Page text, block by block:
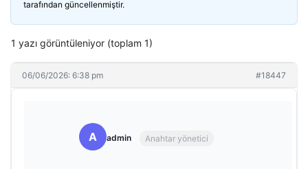
tarafından güncellenmiştir.
1 yazı görüntüleniyor (toplam 1)
06/06/2026: 6:38 pm #18447
A admin Anahtar yönetici